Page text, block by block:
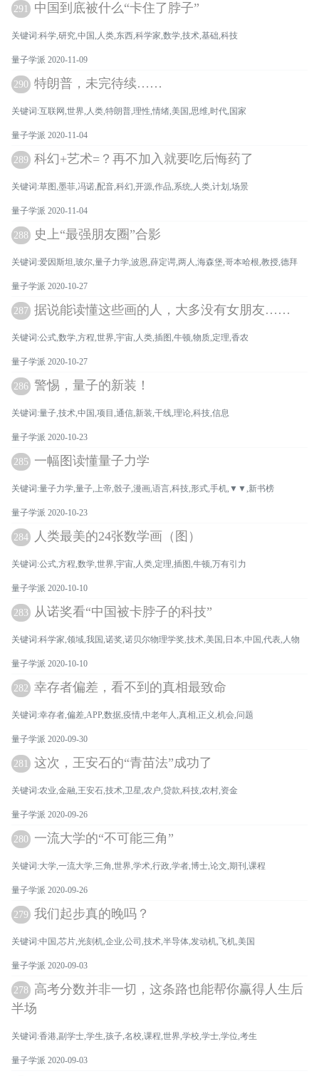
291 中国到底被什么“卡住了脖子”
关键词:科学,研究,中国,人类,东西,科学家,数学,技术,基础,科技
量子学派 2020-11-09
290 特朗普，未完待续……
关键词:互联网,世界,人类,特朗普,理性,情绪,美国,思维,时代,国家
量子学派 2020-11-04
289 科幻+艺术=？再不加入就要吃后悔药了
关键词:草图,墨菲,冯诺,配音,科幻,开源,作品,系统,人类,计划,场景
量子学派 2020-11-04
288 史上“最强朋友圈”合影
关键词:爱因斯坦,玻尔,量子力学,波恩,薛定谔,两人,海森堡,哥本哈根,教授,德拜
量子学派 2020-10-27
287 据说能读懂这些画的人，大多没有女朋友……
关键词:公式,数学,方程,世界,宇宙,人类,插图,牛顿,物质,定理,香农
量子学派 2020-10-27
286 警惕，量子的新装！
关键词:量子,技术,中国,项目,通信,新装,干线,理论,科技,信息
量子学派 2020-10-23
285 一幅图读懂量子力学
关键词:量子力学,量子,上帝,骰子,漫画,语言,科技,形式,手机,▼▼,新书榜
量子学派 2020-10-23
284 人类最美的24张数学画（图）
关键词:公式,方程,数学,世界,宇宙,人类,定理,插图,牛顿,万有引力
量子学派 2020-10-10
283 从诺奖看“中国被卡脖子的科技”
关键词:科学家,领域,我国,诺奖,诺贝尔物理学奖,技术,美国,日本,中国,代表,人物
量子学派 2020-10-10
282 幸存者偏差，看不到的真相最致命
关键词:幸存者,偏差,APP,数据,疫情,中老年人,真相,正义,机会,问题
量子学派 2020-09-30
281 这次，王安石的“青苗法”成功了
关键词:农业,金融,王安石,技术,卫星,农户,贷款,科技,农村,资金
量子学派 2020-09-26
280 一流大学的“不可能三角”
关键词:大学,一流大学,三角,世界,学术,行政,学者,博士,论文,期刊,课程
量子学派 2020-09-26
279 我们起步真的晚吗？
关键词:中国,芯片,光刻机,企业,公司,技术,半导体,发动机,飞机,美国
量子学派 2020-09-03
278
高考分数并非一切，这条路也能帮你赢得人生后
半场
关键词:香港,副学士,学生,孩子,名校,课程,世界,学校,学士,学位,考生
量子学派 2020-09-03